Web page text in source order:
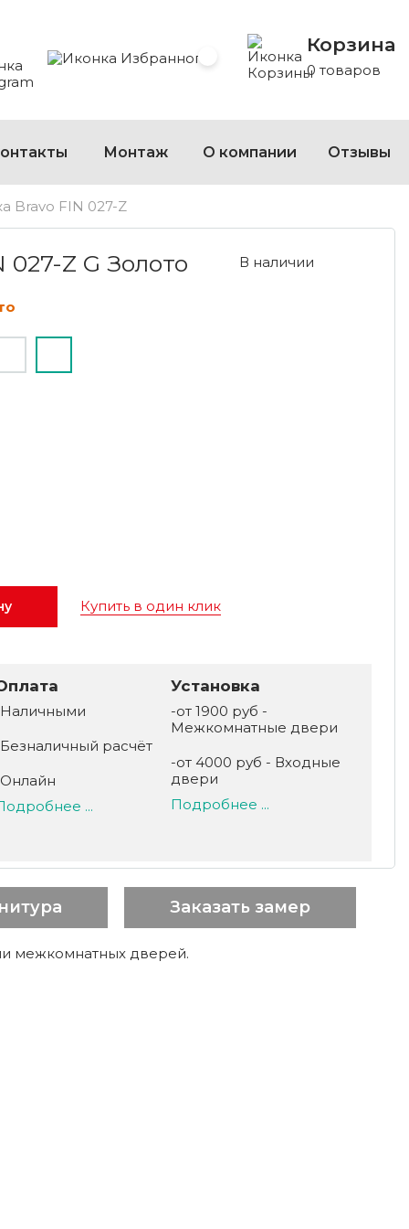
на Viberна Telegram Избранное Корзина
0 товаров
Монтаж О компании Отзывы
Bravo FIN 027-Z
Z G Золото В наличии
Купить в один клик
расчёт
...
Установка
-от 1900 руб -
Межкомнатные двери
-от 4000 руб - Входные
двери
Подробнее ...
Заказать замер
межкомнатных дверей.